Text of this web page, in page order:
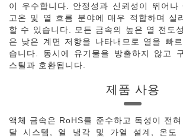
이 우수합니다. 안정성과 신뢰성이 뛰어나
고온 및 열 흐름 분야에 매우 적합하며 실
할 수 있습니다. 모든 금속의 높은 열 전도
은 낮은 계면 저항을 나타내므로 열을 빠
습니다. 동시에 유기물을 방출하지 않고
스틸과 호환됩니다.
제품 사용
액체 금속은 RoHS를 준수하고 독성이 전
달 시스템, 열 냉각 및 가열 설계, 온도